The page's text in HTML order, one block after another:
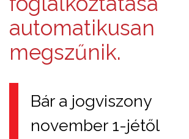
automatikusan
megszűnik.
Bár a jogviszony
november 1-jétől